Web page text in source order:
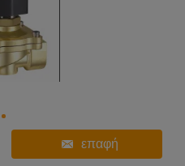
επαφή